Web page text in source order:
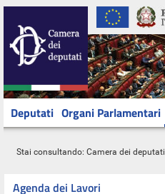
Deputati Organi Parlamentari
Stai consultando: Camera dei deputati
Agenda dei Lavori